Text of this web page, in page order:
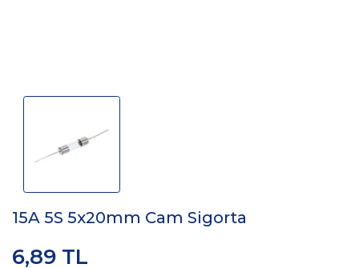
15A 5S 5x20mm Cam Sigorta
6,89 TL